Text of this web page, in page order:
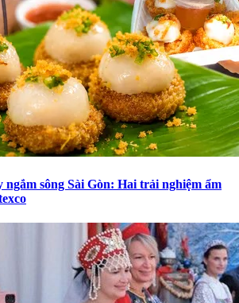
ngắm sông Sài Gòn: Hai trải nghiệm ẩm